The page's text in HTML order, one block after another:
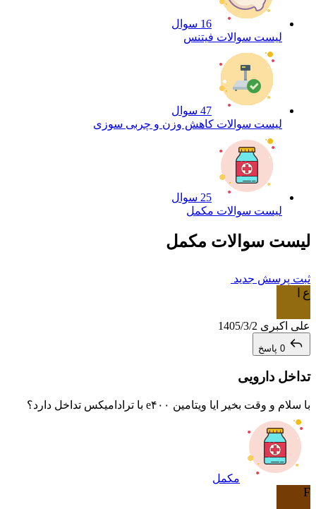
16 سوال
لیست سوالات فیتنس
47 سوال
لیست سوالات کاهش وزن و چربی سوزی
25 سوال
لیست سوالات مکمل
لیست سوالات مکمل
ثبت پرسش جدید
ع ا
علی اکبری 1405/3/2
تداخل دارویی
با سلام و وقت بخیر ایا ویتامین e۴۰۰ با ترادامیکس تداخل دارد؟
مکمل
F